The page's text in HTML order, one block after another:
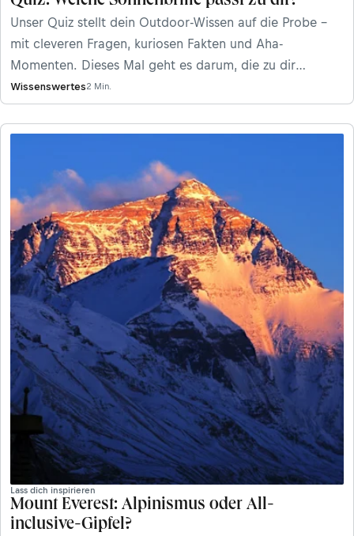
Unser Quiz stellt dein Outdoor-Wissen auf die Probe –
mit cleveren Fragen, kuriosen Fakten und Aha-
Momenten. Dieses Mal geht es darum, die zu dir
passende Sonnenbrille zu finden. Julbo bringt fünf
Modelle ins Rennen: Edge, Edge Cover, Legacy, Intensity
und die in Zusammenarbeit mit Ausdauerathleten Kilian
Finde es jetzt heraus.
Wissenswertes2 Min.
Lass dich inspirieren
Mount Everest: Alpinismus oder All-
inclusive-Gipfel?